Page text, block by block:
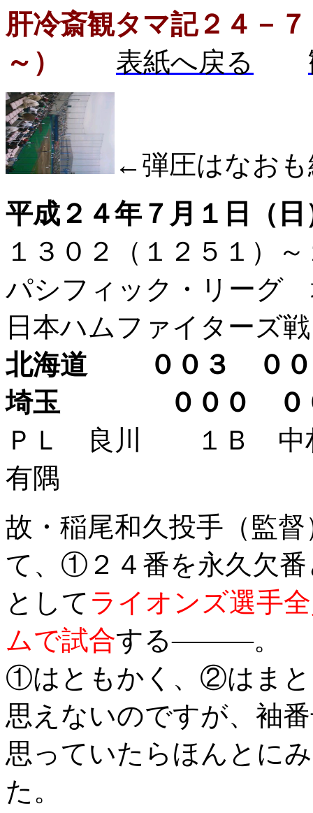
肝冷斎観タマ記２４－
～）
表紙へ戻る
←弾圧はなお
平成２４年７月１日（日
１３０２（１２５１
パシフィック・リーグ
日本ハムファイターズ戦
北海道 ００３
埼玉 ０００ ０
ＰＬ 良川 １Ｂ
有隅
故・稲尾和久投手（監
て、①２４番を永久欠
として ライオンズ選手
ムで試合する―――。
①はともかく、②はまと
思えないのですが、袖
思っていたらほんとに
た。